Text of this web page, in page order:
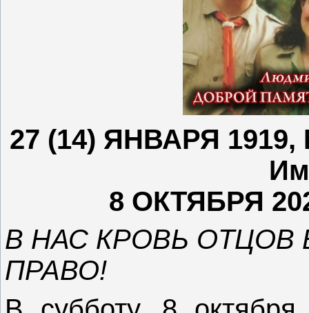
27 (14) ЯНВАРЯ 1919,
8 ОКТЯБРЯ
В НАС КРОВЬ ОТЦОВ
ПРАВО!